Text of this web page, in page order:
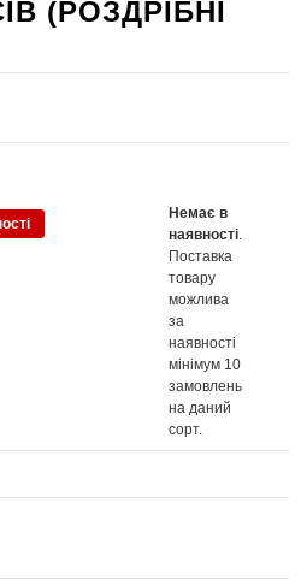
(РОЗДРІБНІ
Немає в
наявності
Поставка
товару
можлива
за
наявності
мінімум 10
замовлень
на даний
сорт.